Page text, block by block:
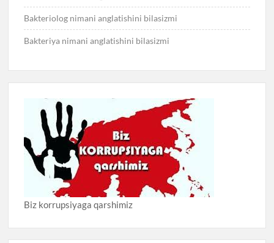
Bakteriolog nimani anglatishini bilasizmi
Bakteriya nimani anglatishini bilasizmi
Biz korrupsiyaga qarshimiz